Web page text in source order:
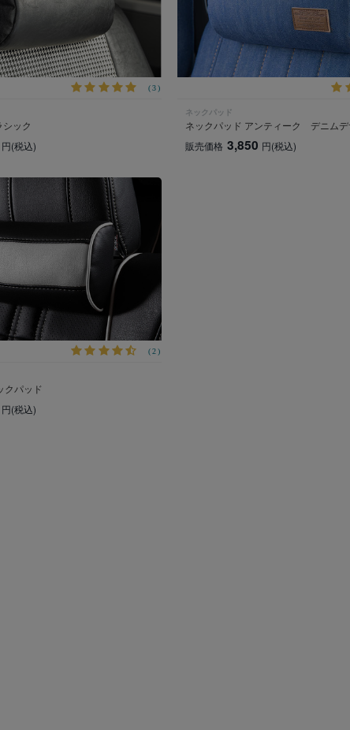
(3)
ック
円(税込)
ネックパッド
ネックパッド アンティーク デニムデ
販売価格 3,850 円(税込)
(2)
パッド
円(税込)